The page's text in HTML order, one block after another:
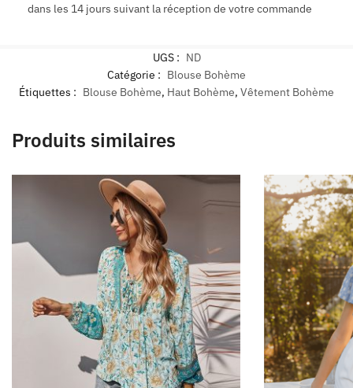
dans les 14 jours suivant la réception de votre commande
UGS : ND
Catégorie : Blouse Bohème
Étiquettes : Blouse Bohème, Haut Bohème, Vêtement Bohème
Produits similaires